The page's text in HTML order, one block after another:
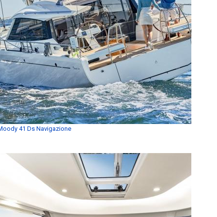
41 Ds Navigazione